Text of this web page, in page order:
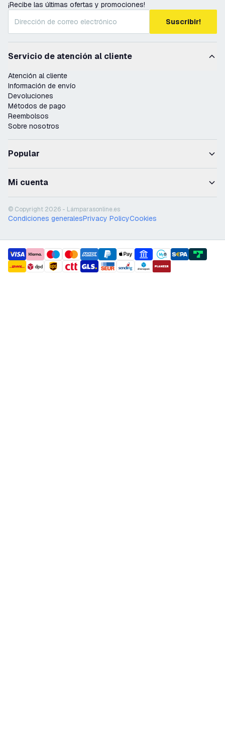
¡Recibe las últimas ofertas y promociones!
Suscribir!
Servicio de atención al cliente
Atención al cliente
Información de envío
Devoluciones
Métodos de pago
Reembolsos
Sobre nosotros
Popular
Mi cuenta
© Copyright 2026 - Lámparasonline.es
Condiciones generalesPrivacy PolicyCookies
payment methods
shipment methods